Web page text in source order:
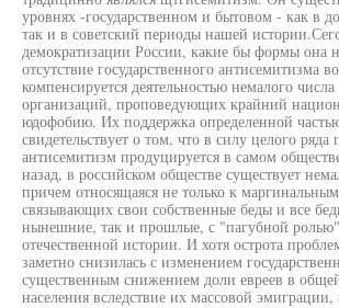
уровнях -государственном и бытовом - как в
так и в советский периоды нашей
демократизации России, какие бы формы она
отсутствие государственного антисемитизма
компенсируется деятельностью немалого
организаций, проповедующих крайний
юдофобию. Их поддержка определенной
свидетельствует о том, что в силу целого ряда
антисемитизм продуцируется в самом
назад, в российском обществе существует
причем относящаяся не только к
связывающих свои собственные беды и все
нынешние, так и прошлые, с "пагубной ролью"
отечественной истории. И хотя острота
заметно снизилась с изменением
существенным снижением доли евреев в
населения вследствие их массовой эмиграции,